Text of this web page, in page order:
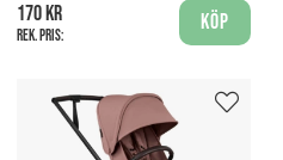
170 kr
Rek. pris:
Köp